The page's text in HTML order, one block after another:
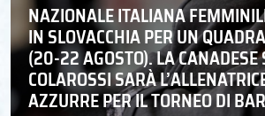
NAZIONALE ITALIANA
IN SLOVACCHIA PER UN
(20-22 AGOSTO). LA CANADESE
COLAROSSI SARÀ
AZZURRE PER IL TORNEO DI